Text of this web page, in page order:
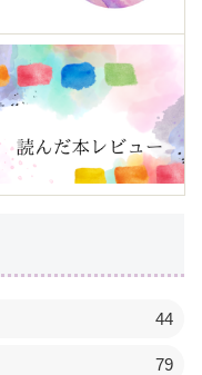
44
79